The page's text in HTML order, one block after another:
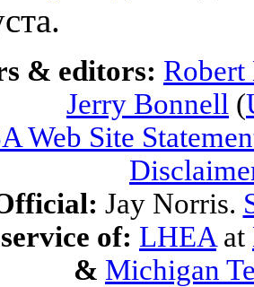
& editors:
Jerry Bonnell (
Web Site
Jay Norris.
of: LHEA at
& Michigan